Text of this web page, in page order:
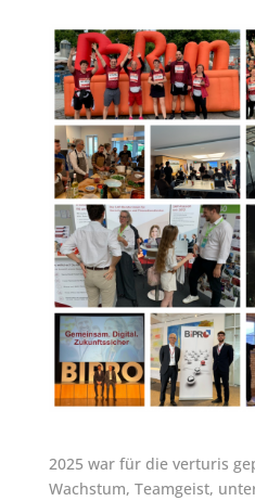
2025 war für die verturis
Wachstum, Teamgeist,